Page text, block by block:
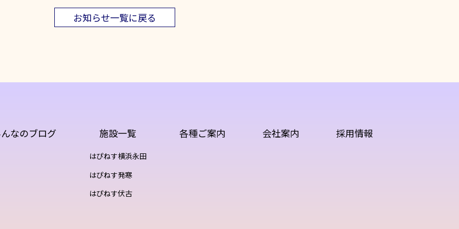
お知らせ一覧に戻る
なのブログ 施設一覧
はぴねす横浜永田
はぴねす発寒
はぴねす伏古
各種ご案内 会社案内 採用情報